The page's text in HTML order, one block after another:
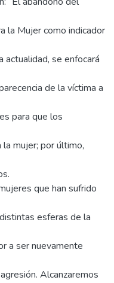
la Mujer como indicador
actualidad, se enfocará
de la víctima a
para que los
mujer; por último,
que han sufrido
esferas de la
a ser nuevamente
Alcanzaremos